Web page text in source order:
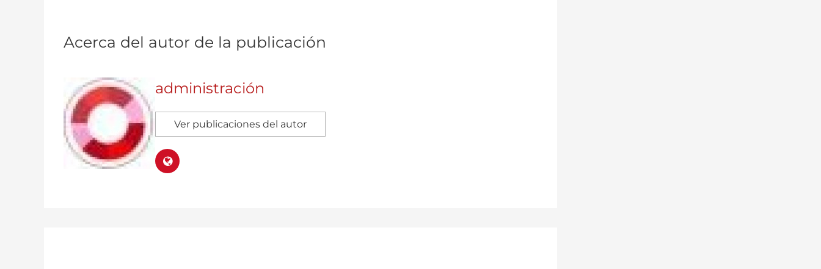
Acerca del autor de la publicación
administración
Ver publicaciones del autor